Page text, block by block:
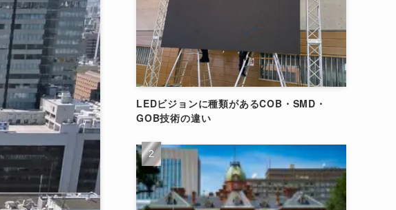
LEDビジョンに種類があるCOB・SMD・
GOB技術の違い